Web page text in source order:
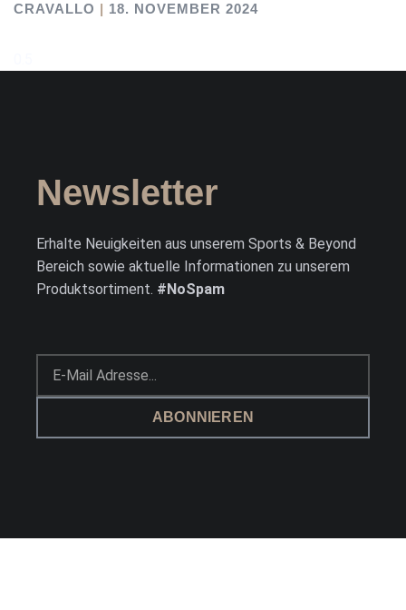
CRAVALLO 18. NOVEMBER 2024
Newsletter
Erhalte Neuigkeiten aus unserem Sports & Beyond
Bereich sowie aktuelle Informationen zu unserem
Produktsortiment. #NoSpam
ABONNIEREN